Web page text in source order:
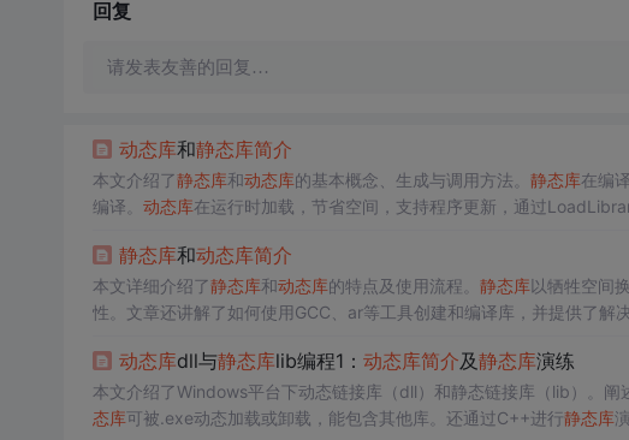
回复
请发表友善的回复…
动态库和静态库简介
本文介绍了静态库和动态库的基本概念、生成与调用方法。 静态库在编
编译。 动态库在运行时加载，节省空间，支持程序更新，通过
静态库和动态库简介
本文详细介绍了静态库和动态库的特点及使用流程。 静态库以牺牲空间
性。文章还讲解了如何使用GCC、ar等工具创建和编译库，并提供了解
动态库dll与静态库lib编程1： 动态库简介及静态库演练
本文介绍了Windows平台下动态链接库（dll）和静态链接库（lib）。阐
态库可被.exe动态加载或卸载，能包含其他库。还通过C++进行静态库